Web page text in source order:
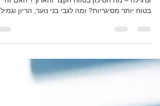
רפואית עדכנית מאת ד״ר גיא
וייפינג (סיגריות אלקטרוניות), אידוי קנאביס ו-CBD
מעישון? ד״ר גיא רופא מסכם את הידע המדעי
האחרון ומציג מה מוכח, מה עדיין השערה, ואיפה יש
פוטנציאל להפחתת נזק.